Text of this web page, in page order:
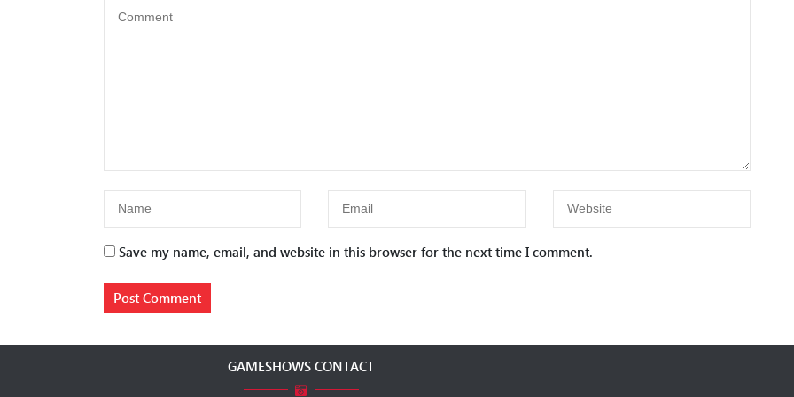
Save my name, email, and website in this browser for the next time I comment.
GAMESHOWS CONTACT